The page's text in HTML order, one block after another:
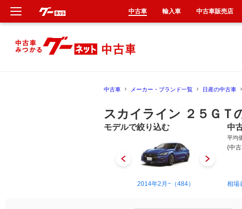
中古車 メーカー・ブランド一覧 日産の中古車
スカイライン ２５ＧＴ
モデルで絞り込む
2014年2月~（484）
中
平均
(中
相場
中古車 輸入車 中古車販売店
新車